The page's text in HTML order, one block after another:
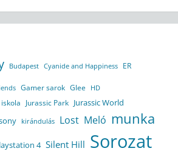
Budapest Cyanide and Happiness ER
Gamer sarok Glee HD
iskola Jurassic Park Jurassic World
kirándulás Lost Meló munka
4 Silent Hill Sorozat